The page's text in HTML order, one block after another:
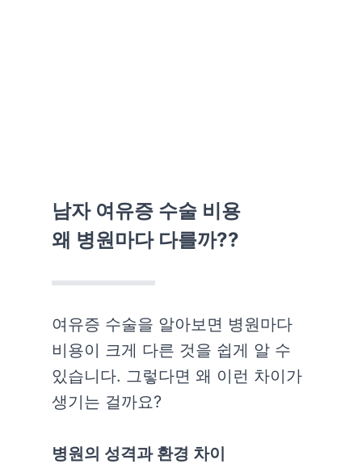
남자 여유증 수술 비용
왜 병원마다 다를까??
여유증 수술을 알아보면 병원마다
비용이 크게 다른 것을 쉽게 알 수
있습니다. 그렇다면 왜 이런 차이가
생기는 걸까요?
병원의 성격과 환경 차이